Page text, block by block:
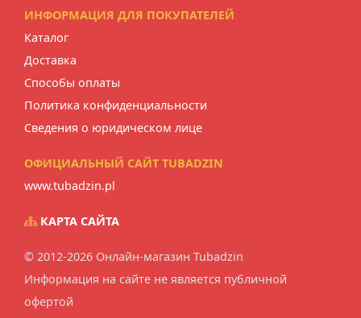
ИНФОРМАЦИЯ ДЛЯ ПОКУПАТЕЛЕЙ
Каталог
Доставка
Способы оплаты
Политика конфиденциальности
Сведения о юридическом лице
ОФИЦИАЛЬНЫЙ САЙТ TUBADZIN
www.tubadzin.pl
КАРТА САЙТА
© 2012-2026 Онлайн-магазин Tubadzin
Информация на сайте не является публичной
офертой